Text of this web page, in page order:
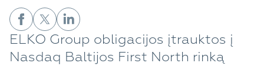
ELKO Group obligacijos įtrauktos į
Nasdaq Baltijos First North rinką